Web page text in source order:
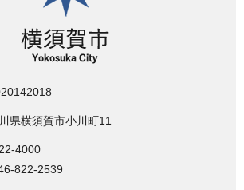
県横須賀市小川町11
4000
822-2539